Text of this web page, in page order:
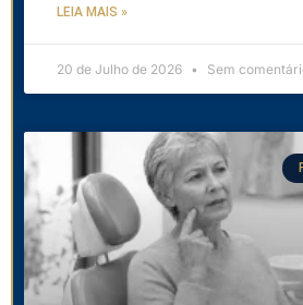
LEIA MAIS »
20 de Julho de 2026 Sem